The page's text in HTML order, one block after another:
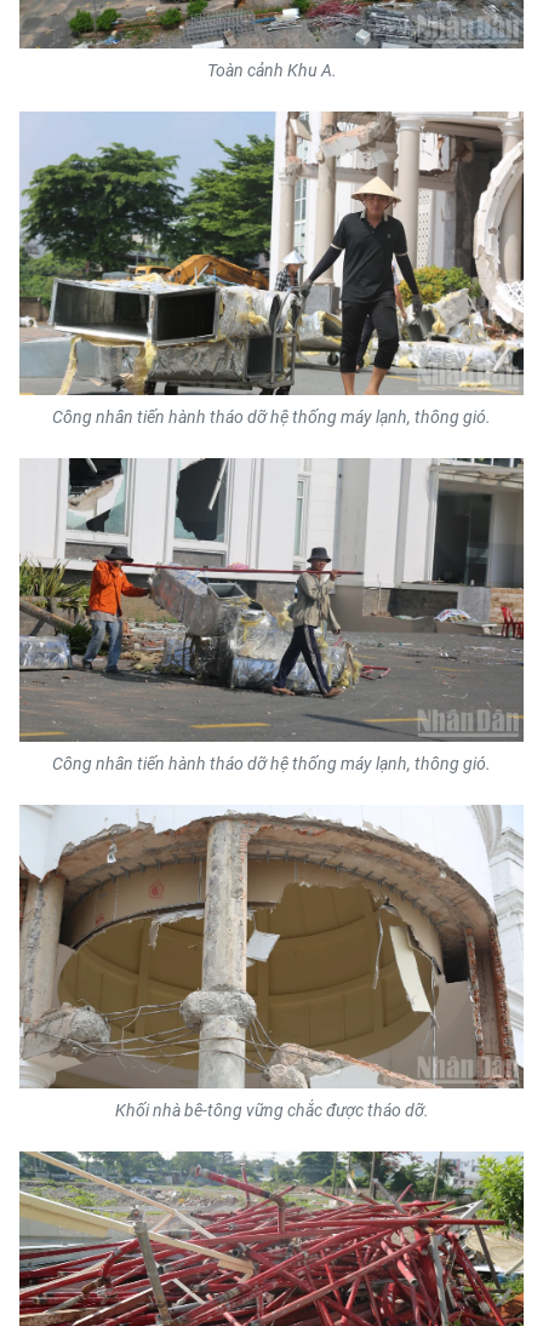
Toàn cảnh Khu A.
Công nhân tiến hành tháo dỡ hệ thống máy lạnh, thông gió.
Công nhân tiến hành tháo dỡ hệ thống máy lạnh, thông gió.
Khối nhà bê-tông vững chắc được tháo dỡ.